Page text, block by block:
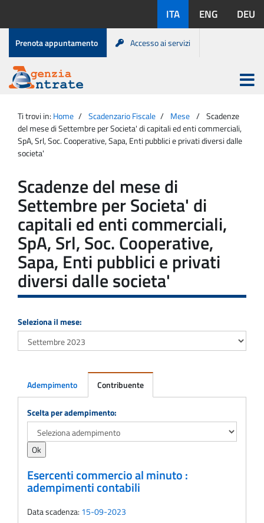
contenuto
disponibili:
ITA ENG DEU
Menu
di
servizio
Prenota appuntamento Accesso ai servizi
Agenzia
Entrate
Apri
menu
principale
Ti trovi in: Home Scadenzario Fiscale Mese
Scadenze
del mese di Settembre per Societa' di capitali ed enti commerciali,
SpA, Srl, Soc. Cooperative, Sapa, Enti pubblici e privati diversi dalle
societa'
Scadenze del mese di
Settembre per Societa' di
capitali ed enti commerciali,
SpA, Srl, Soc. Cooperative,
Sapa, Enti pubblici e privati
diversi dalle societa'
Seleziona il mese:
Adempimento Contribuente
Adempimento
Scelta per adempimento:
Esercenti commercio al minuto :
adempimenti contabili
Data scadenza: 15-09-2023